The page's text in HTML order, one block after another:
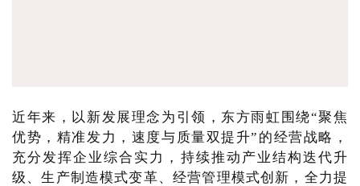
近年来，以新发展理念为引领，东方雨虹围绕“聚焦
优势，精准发力，速度与质量双提升”的经营战略，
充分发挥企业综合实力，持续推动产业结构迭代升
级、生产制造模式变革、经营管理模式创新，全力提